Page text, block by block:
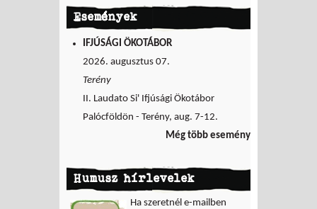
Események
IFJÚSÁGI ÖKOTÁBOR
2026. augusztus 07.
Terény
II. Laudato Si' Ifjúsági Ökotábor
Palócföldön - Terény, aug. 7-12.
Még több esemény
Humusz hírlevelek
Ha szeretnél e-mailben